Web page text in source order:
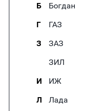
Б
Богдан
Г
ГАЗ
З
ЗАЗ
ЗИЛ
И
ИЖ
Л
Лада